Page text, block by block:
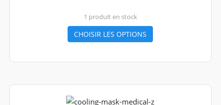
1 produit en stock
CHOISIR LES OPTIONS